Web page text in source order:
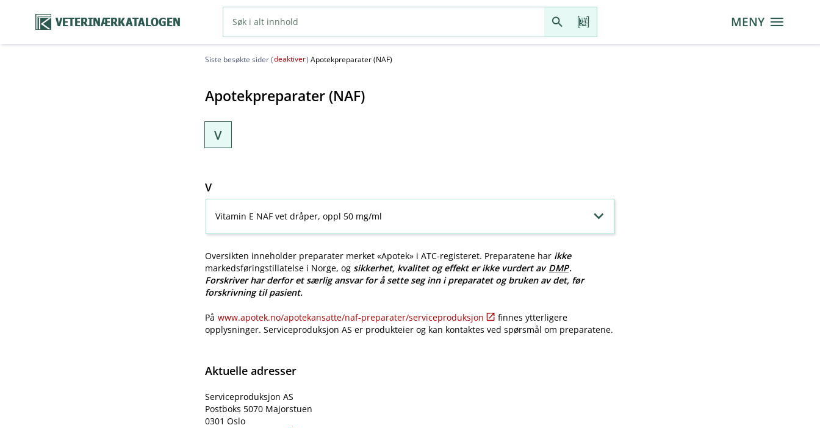
VETERINÆRKATALOGEN MENY
Siste besøkte sider (deaktiver) Apotekpreparater (NAF)
Apotekpreparater (NAF)
V
V
Vitamin E NAF vet dråper, oppl 50 mg/ml
Oversikten inneholder preparater merket «Apotek» i ATC-registeret. Preparatene har ikke
markedsføringstillatelse i Norge, ogsikkerhet, kvalitet og effekt er ikke vurdert av DMP.
Forskriver har derfor et særlig ansvar for å sette seg inn i preparatet og bruken av det, før
forskrivning til pasient.
På www.apotek.no​/​apotekansatte​/​naf-preparater​/​serviceproduksjon
finnes ytterligere
opplysninger. Serviceproduksjon AS er produkteier og kan kontaktes ved spørsmål om preparatene.
Aktuelle adresser
Serviceproduksjon AS
Postboks 5070 Majorstuen
0301 Oslo